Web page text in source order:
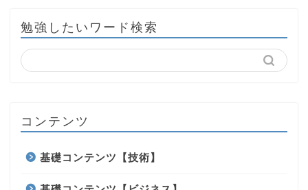
勉強したいワード検索
コンテンツ
基礎コンテンツ【技術】